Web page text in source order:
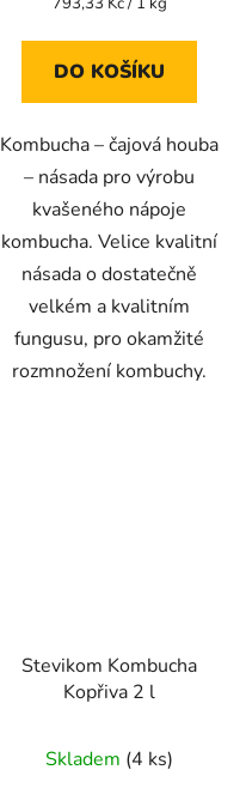
5
DO KOŠÍKU
Kombucha – čajová houba
– násada pro výrobu
kvašeného nápoje
kombucha. Velice kvalitní
násada o dostatečně
velkém a kvalitním
fungusu, pro okamžité
rozmnožení kombuchy.
Stevikom Kombucha
Kopřiva 2 l
hodnocení
Skladem (4 ks)